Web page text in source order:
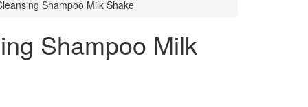
Shampoo Milk Shake
Shampoo Milk